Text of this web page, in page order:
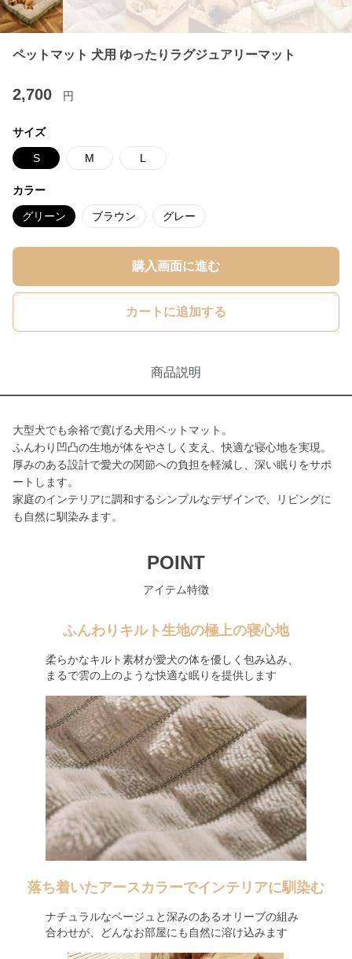
ペットマット 犬用 ゆったりラグジュアリーマット
2,700 円
サイズ
S M L
カラー
グリーン ブラウン グレー
購入画面に進む
カートに追加する
商品説明
大型犬でも余裕で寛げる犬用ペットマット。
ふんわり凹凸の生地が体をやさしく支え、快適な寝心地を実現。
厚みのある設計で愛犬の関節への負担を軽減し、深い眠りをサポ
ートします。
家庭のインテリアに調和するシンプルなデザインで、リビングに
も自然に馴染みます。
POINT
アイテム特徴
ふんわりキルト生地の極上の寝心地
柔らかなキルト素材が愛犬の体を優しく包み込み、
まるで雲の上のような快適な眠りを提供します
落ち着いたアースカラーでインテリアに馴染む
ナチュラルなベージュと深みのあるオリーブの組み
合わせが、どんなお部屋にも自然に溶け込みます